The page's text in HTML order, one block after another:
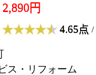
2,890円
4.65点 /
ス・リフォーム